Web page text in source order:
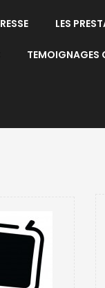
LES
TEMOIGNAGES